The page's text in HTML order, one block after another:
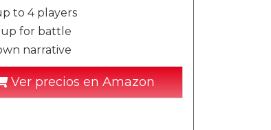
to 4 players
up for battle
narrative
Ver precios en Amazon